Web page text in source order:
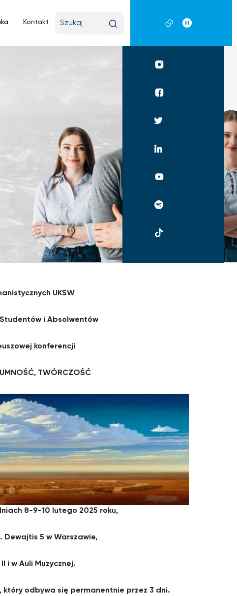
Kontakt
wyszukiwaną
Profil
Profil
Profil
Profil
Linkedin
UKSW
UKSW
UKSW
UKSW
i Absolwentów
konferencji
TWÓRCZOŚĆ
8-9-10 lutego 2025 roku,
Dewajtis 5 w Warszawie,
i w Auli Muzycznej.
który odbywa się permanentnie przez 3 dni.